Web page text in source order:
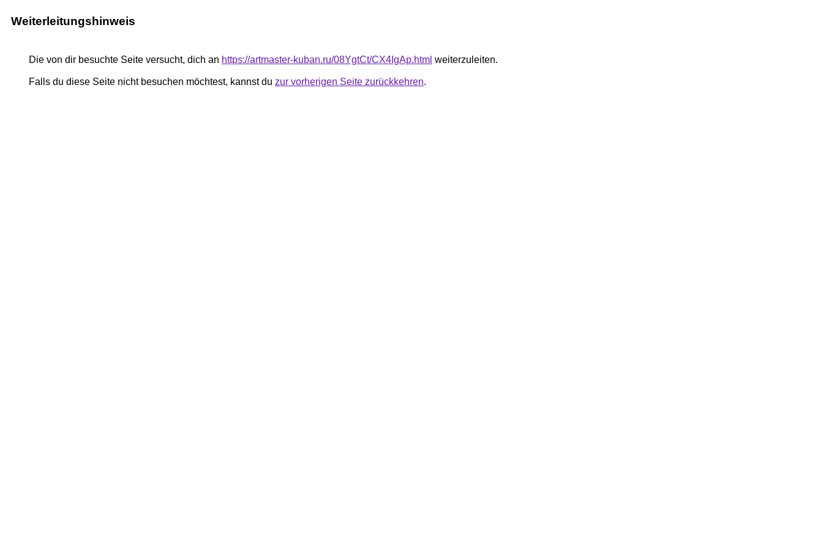
Weiterleitungshinweis
Die von dir besuchte Seite versucht, dich an https://artmaster-kuban.ru/08YgtCt/CX4IgAp.html weiterzuleiten.
Falls du diese Seite nicht besuchen möchtest, kannst du zur vorherigen Seite zurückkehren.